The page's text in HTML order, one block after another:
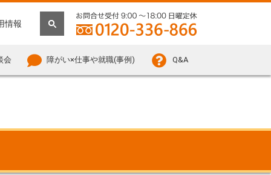
情報
会 障がい×仕事や就職(事例) Q&A